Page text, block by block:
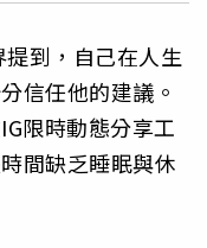
到，自己在人生
信任他的建議。
限時動態分享工
間缺乏睡眠與休